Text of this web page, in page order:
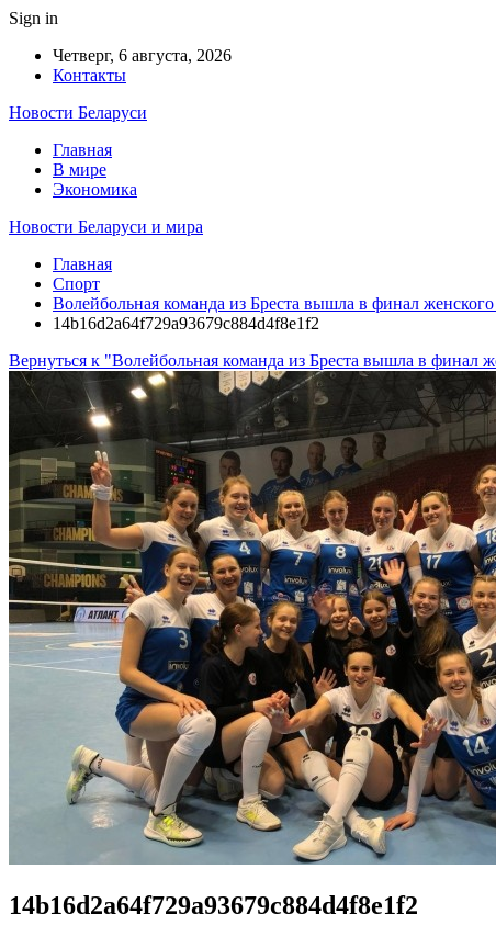
Sign in
Четверг, 6 августа, 2026
Контакты
Новости Беларуси
Главная
В мире
Экономика
Новости Беларуси и мира
Главная
Спорт
Волейбольная команда из Бреста вышла в финал
14b16d2a64f729a93679c884d4f8e1f2
Вернуться к "Волейбольная команда из Бреста вышла в финал
14b16d2a64f729a93679c884d4f8e1f2